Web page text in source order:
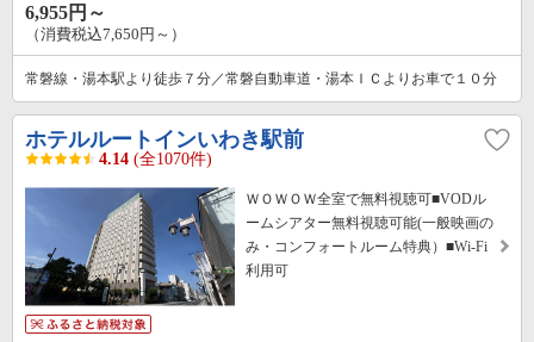
6,955円～
（消費税込7,650円～）
常磐線・湯本駅より徒歩７分／常磐自動車道・湯本ＩＣよりお車で１０分
ホテルルートインいわき駅前
4.14 (全1070件)
ＷＯＷＯＷ全室で無料視聴可■VODル
ームシアター無料視聴可能(一般映画の
み・コンフォートルーム特典）■Wi-Fi
利用可